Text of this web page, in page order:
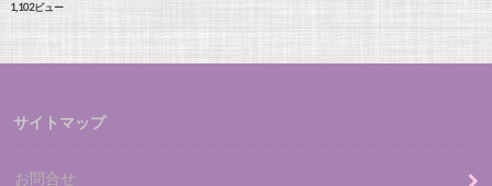
1,102ビュー
サイトマップ
お問合せ